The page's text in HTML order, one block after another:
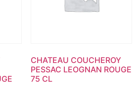
CHATEAU COUCHEROY
PESSAC LEOGNAN ROUGE
75 CL